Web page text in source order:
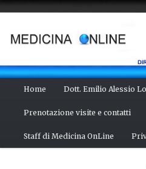
contenuto
principale
Home Dott. Emilio Alessio
Prenotazione visite e contatti
Staff di Medicina OnLine